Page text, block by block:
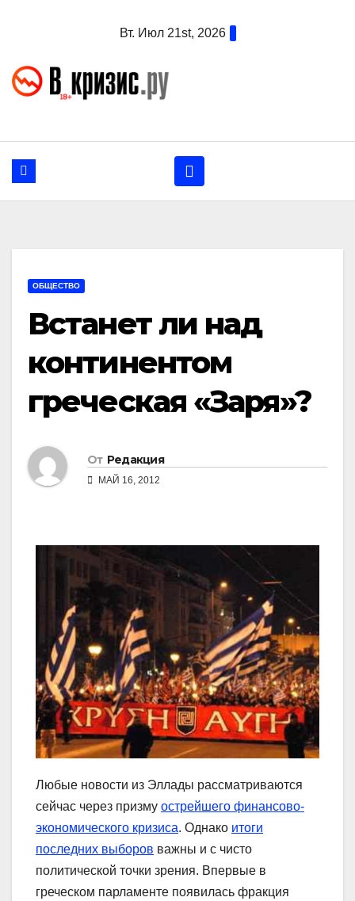
Вт. Июл 21st, 2026
ОБЩЕСТВО
Встанет ли над
континентом
греческая «Заря»?
От Редакция
МАЙ 16, 2012
Любые новости из Эллады рассматриваются
сейчас через призму острейшего финансово-
экономического кризиса. Однако итоги
последних выборов важны и с чисто
политической точки зрения. Впервые в
греческом парламенте появилась фракция